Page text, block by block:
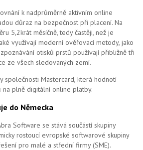
k nadprůměrně aktivním online
důraz na bezpečnost při placení. Na
5,2krát měsíčně, tedy častěji, než je
využívají moderní ověřovací metody, jako
otisků prstů používají přibližně tři
ze všech sledovaných zemí.
společnosti Mastercard, která hodnotí
plně digitální online platby.
do Německa
Software se stává součástí skupiny
rostoucí evropské softwarové skupiny
pro malé a střední firmy (SME).